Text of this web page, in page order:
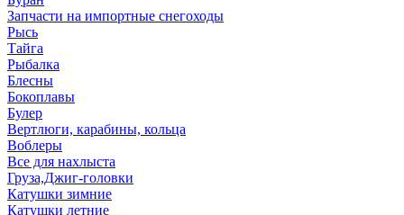
Запчасти на импортные снегоходы
Рысь
Тайга
Рыбалка
Блесны
Бокоплавы
Булер
Вертлюги, карабины, кольца
Воблеры
Все для нахлыста
Груза,Джиг-головки
Катушки зимние
Катушки летние